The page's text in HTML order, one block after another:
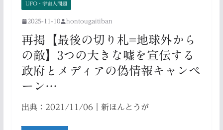
UFO・宇宙人問題
2025-11-10 hontougaitiban
再掲【最後の切り札=地球外から
の敵】3つの大きな嘘を宣伝する
政府とメディアの偽情報キャンペ
ーン…
出典：2021/11/06｜新ほんとうが